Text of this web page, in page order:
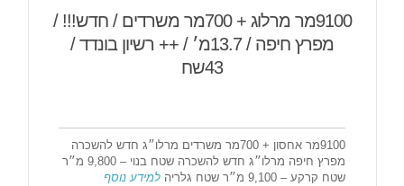
9100מר מרלוג + 700מר משרדים / חדש!!! /
מפרץ חיפה / 13.7מ׳ / ++ רשיון בונדד /
43שח
9100מר אחסון + 700מר משרדים מרלו״ג חדש להשכרה
מפרץ חיפה מרלו״ג חדש להשכרה שטח בנוי – 9,800 מ״ר
שטח קרקע – 9,100 מ״ר שטח גלריה
למידע נוסף